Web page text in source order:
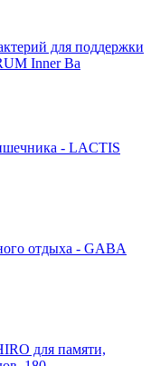
для поддержки
Inner Ba
- LACTIS
отдыха - GABA
для памяти,